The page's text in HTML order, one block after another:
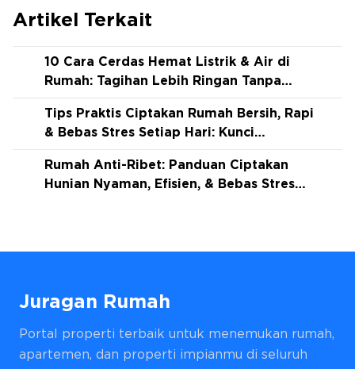
Artikel Terkait
10 Cara Cerdas Hemat Listrik & Air di
Rumah: Tagihan Lebih Ringan Tanpa
Ribet!
Tips Praktis Ciptakan Rumah Bersih, Rapi
& Bebas Stres Setiap Hari: Kunci
Ketenangan Maksimal!
Rumah Anti-Ribet: Panduan Ciptakan
Hunian Nyaman, Efisien, & Bebas Stres
Juragan Rumah
Portal properti terbaik untuk menemukan rumah,
apartemen, dan properti impianmu di seluruh